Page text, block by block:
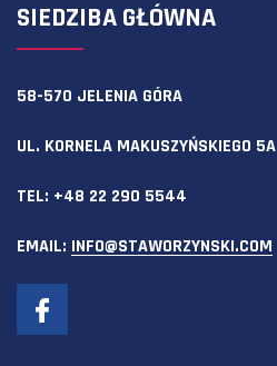
SIEDZIBA GŁÓWNA
58-570 JELENIA GÓRA
UL. KORNELA MAKUSZYŃSKIEGO 5A
TEL: +48 22 290 5544
EMAIL: INFO@STAWORZYNSKI.COM